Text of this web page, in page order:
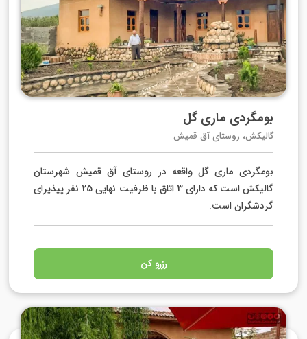
بومگردی ماری گل
گالیکش، روستای آق قمیش
بومگردی ماری گل واقعه در روستای آق قمیش شهرستان
گالیکش است که دارای 3 اتاق با ظرفیت نهایی 25 نفر پیذیرای
گردشگران است.
رزرو کن